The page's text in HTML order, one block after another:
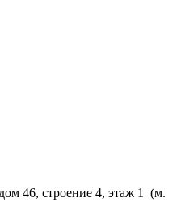
46, строение 4, этаж 1 (м.